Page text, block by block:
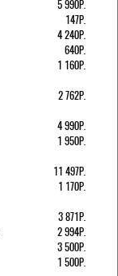
5 990Р.
147Р.
4 240Р.
640Р.
1 160Р.
2 762Р.
4 990Р.
1 950Р.
11 497Р.
1 170Р.
3 871Р.
2 994Р.
3 500Р.
1 500Р.